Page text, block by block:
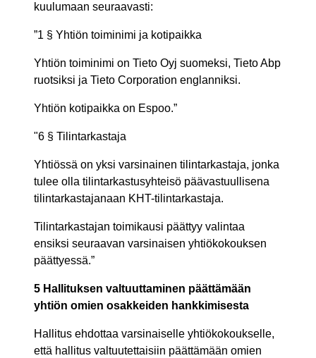
kuulumaan seuraavasti:
”1 § Yhtiön toiminimi ja kotipaikka
Yhtiön toiminimi on Tieto Oyj suomeksi, Tieto Abp
ruotsiksi ja Tieto Corporation englanniksi.
Yhtiön kotipaikka on Espoo.”
"6 § Tilintarkastaja
Yhtiössä on yksi varsinainen tilintarkastaja, jonka
tulee olla tilintarkastusyhteisö päävastuullisena
tilintarkastajanaan KHT-tilintarkastaja.
Tilintarkastajan toimikausi päättyy valintaa
ensiksi seuraavan varsinaisen yhtiökokouksen
päättyessä.”
5 Hallituksen valtuuttaminen päättämään
yhtiön omien osakkeiden hankkimisesta
Hallitus ehdottaa varsinaiselle yhtiökokoukselle,
että hallitus valtuutettaisiin päättämään omien